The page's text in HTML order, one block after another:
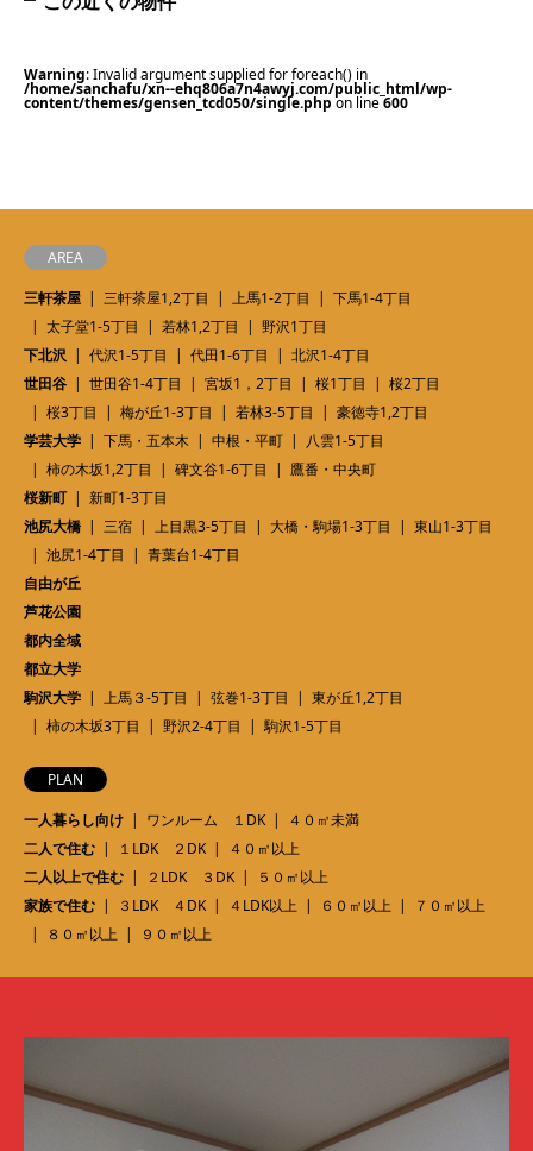
Warning: Invalid argument supplied for foreach() in
/home/sanchafu/xn--ehq806a7n4awyj.com/public_html/wp-
content/themes/gensen_tcd050/single.php on line600
AREA
三軒茶屋
三軒茶屋1,2丁目 上馬1-2丁目
下馬1-4丁目
太子堂1-5丁目
若林1,2丁目
野沢1丁目
下北沢
代沢1-5丁目 代田1-6丁目
北沢1-4丁目
世田谷
世田谷1-4丁目 宮坂1，2丁目 桜1丁目
桜2丁目
桜3丁目
梅が丘1-3丁目 若林3-5丁目
豪徳寺1,2丁目
学芸大学
下馬・五本木 中根・平町
八雲1-5丁目
柿の木坂1,2丁目
碑文谷1-6丁目
鷹番・中央町
桜新町
新町1-3丁目
池尻大橋
三宿 上目黒3-5丁目 大橋・駒場1-3丁目
東山1-3丁目
池尻1-4丁目
青葉台1-4丁目
自由が丘
芦花公園
都内全域
都立大学
駒沢大学
上馬３-5丁目 弦巻1-3丁目
東が丘1,2丁目
柿の木坂3丁目
野沢2-4丁目 駒沢1-5丁目
PLAN
一人暮らし向け
ワンルーム １DK
４０㎡未満
二人で住む
１LDK ２DK
４０㎡以上
二人以上で住む
２LDK ３DK
５０㎡以上
家族で住む
３LDK ４DK ４LDK以上 ６０㎡以上
７０㎡以上
８０㎡以上
９０㎡以上